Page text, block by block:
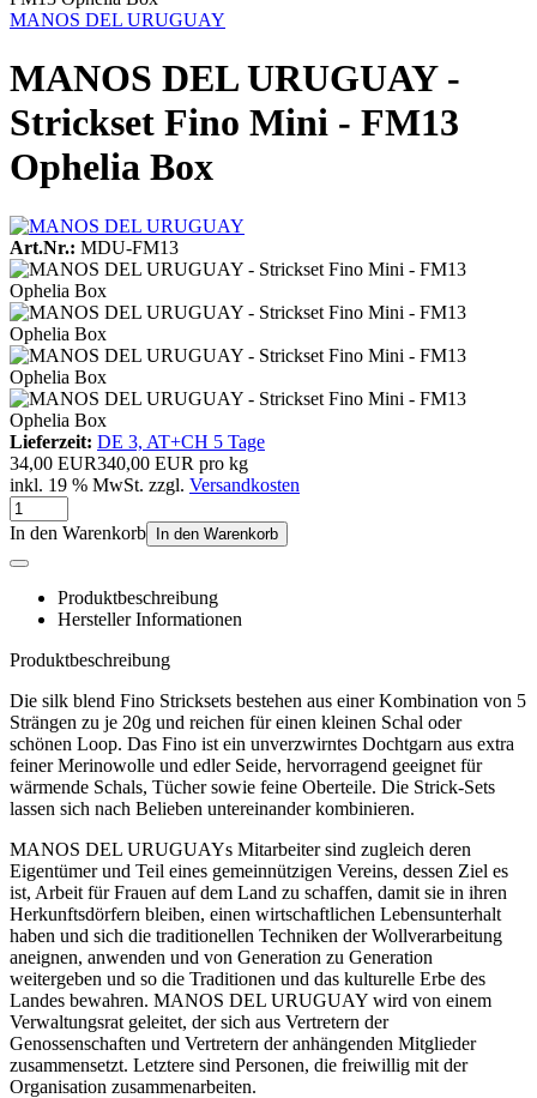
MANOS DEL URUGUAY
MANOS DEL URUGUAY -
Strickset Fino Mini - FM13
Ophelia Box
Art.Nr.: MDU-FM13
Lieferzeit: DE 3, AT+CH 5 Tage
34,00 EUR340,00 EUR pro kg
inkl. 19 % MwSt. zzgl. Versandkosten
In den Warenkorb In den Warenkorb
Produktbeschreibung
Hersteller Informationen
Produktbeschreibung
Die silk blend Fino Stricksets bestehen aus einer Kombination von 5
Strängen zu je 20g und reichen für einen kleinen Schal oder
schönen Loop. Das Fino ist ein unverzwirntes Dochtgarn aus extra
feiner Merinowolle und edler Seide, hervorragend geeignet für
wärmende Schals, Tücher sowie feine Oberteile. Die Strick-Sets
lassen sich nach Belieben untereinander kombinieren.
MANOS DEL URUGUAYs Mitarbeiter sind zugleich deren
Eigentümer und Teil eines gemeinnützigen Vereins, dessen Ziel es
ist, Arbeit für Frauen auf dem Land zu schaffen, damit sie in ihren
Herkunftsdörfern bleiben, einen wirtschaftlichen Lebensunterhalt
haben und sich die traditionellen Techniken der Wollverarbeitung
aneignen, anwenden und von Generation zu Generation
weitergeben und so die Traditionen und das kulturelle Erbe des
Landes bewahren. MANOS DEL URUGUAY wird von einem
Verwaltungsrat geleitet, der sich aus Vertretern der
Genossenschaften und Vertretern der anhängenden Mitglieder
zusammensetzt. Letztere sind Personen, die freiwillig mit der
Organisation zusammenarbeiten.